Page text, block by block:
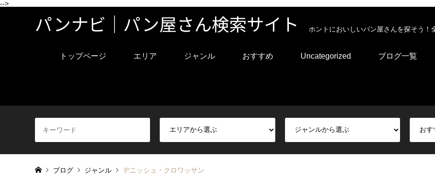
-->
パンナビ｜パン屋さん検索サイト ホントにおいしいパン屋さんを探そう
トップページ エリア ジャンル おすすめ Uncategorized ブログ一覧
ブログ ジャンル デニッシュ・クロワッサン